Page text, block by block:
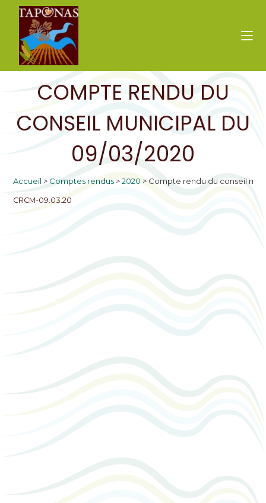
COMPTE RENDU DU
CONSEIL MUNICIPAL DU
09/03/2020
Accueil > Comptes rendus >2020 > Compte rendu du conseil
CRCM-09.03.20